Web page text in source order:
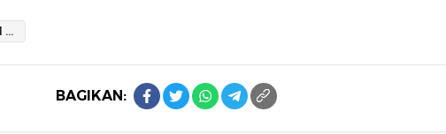
Personel Koramil 1419-02 Enrekang Distribusikan Bantuan Sembako Pada Warga Terdampak Bencana
BAGIKAN: